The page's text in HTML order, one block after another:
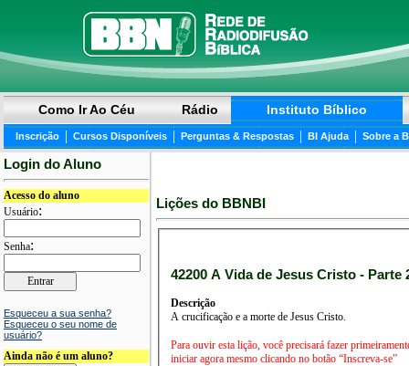
Como Ir Ao Céu Rádio Instituto Bíblico
Inscrição | Cursos Disponíveis | Perguntas & Respostas | BI Ajuda | Sobre a
Login do Aluno
Acesso do aluno
Usuário:
Senha:
Esqueceu a sua senha?
Esqueceu o seu nome de
usuário?
Ainda não é um aluno?
Lições do BBNBI
42200 A Vida de Jesus Cristo - Parte
Descrição
A crucificação e a morte de Jesus Cristo.
Para ouvir esta lição, você precisará fazer
iniciar agora mesmo clicando no botão “Inscreva-se”